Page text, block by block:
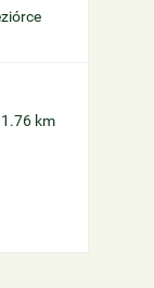
1.76 km